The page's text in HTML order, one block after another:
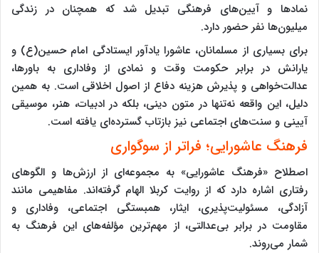
نمادها و آیین‌های فرهنگی تبدیل شد که همچنان در زندگی
میلیون‌ها نفر حضور دارد.
برای بسیاری از مسلمانان، عاشورا یادآور ایستادگی امام حسین(ع) و
یارانش در برابر حکومت وقت و نمادی از وفاداری به باورها،
عدالت‌خواهی و پذیرش هزینه دفاع از اصول اخلاقی است. به همین
دلیل، این واقعه نه‌تنها در متون دینی، بلکه در ادبیات، هنر، موسیقی
آیینی و سنت‌های اجتماعی نیز بازتاب گسترده‌ای یافته است.
فرهنگ عاشورایی؛ فراتر از سوگواری
اصطلاح «فرهنگ عاشورایی» به مجموعه‌ای از ارزش‌ها و الگوهای
رفتاری اشاره دارد که از روایت کربلا الهام گرفته‌اند. مفاهیمی مانند
آزادگی، مسئولیت‌پذیری، ایثار، همبستگی اجتماعی، وفاداری و
مقاومت در برابر بی‌عدالتی، از مهم‌ترین مؤلفه‌های این فرهنگ به
شمار می‌روند.